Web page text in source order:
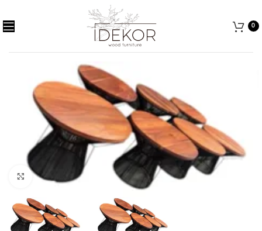
0
Haga Click para agrandar